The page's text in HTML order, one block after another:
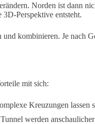
Norden ist dann
Perspektive entsteht.
kombinieren. Je nach
mit sich:
Kreuzungen lassen
werden